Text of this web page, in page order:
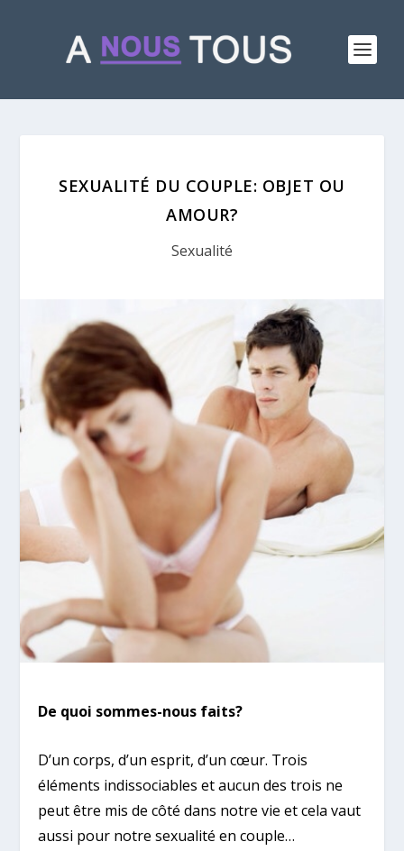
SEXUALITÉ DU COUPLE: OBJET OU
AMOUR?
Sexualité
De quoi sommes-nous faits?
D’un corps, d’un esprit, d’un cœur. Trois
éléments indissociables et aucun des trois ne
peut être mis de côté dans notre vie et cela vaut
aussi pour notre sexualité en couple…